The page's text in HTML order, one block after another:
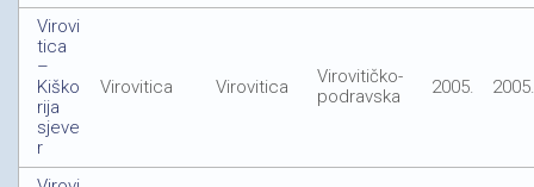
Virovi
tica
–
Kiško
rija
sjeve
r
Virovitica Virovitica
Virovitičko-
podravska
2005. 2005.